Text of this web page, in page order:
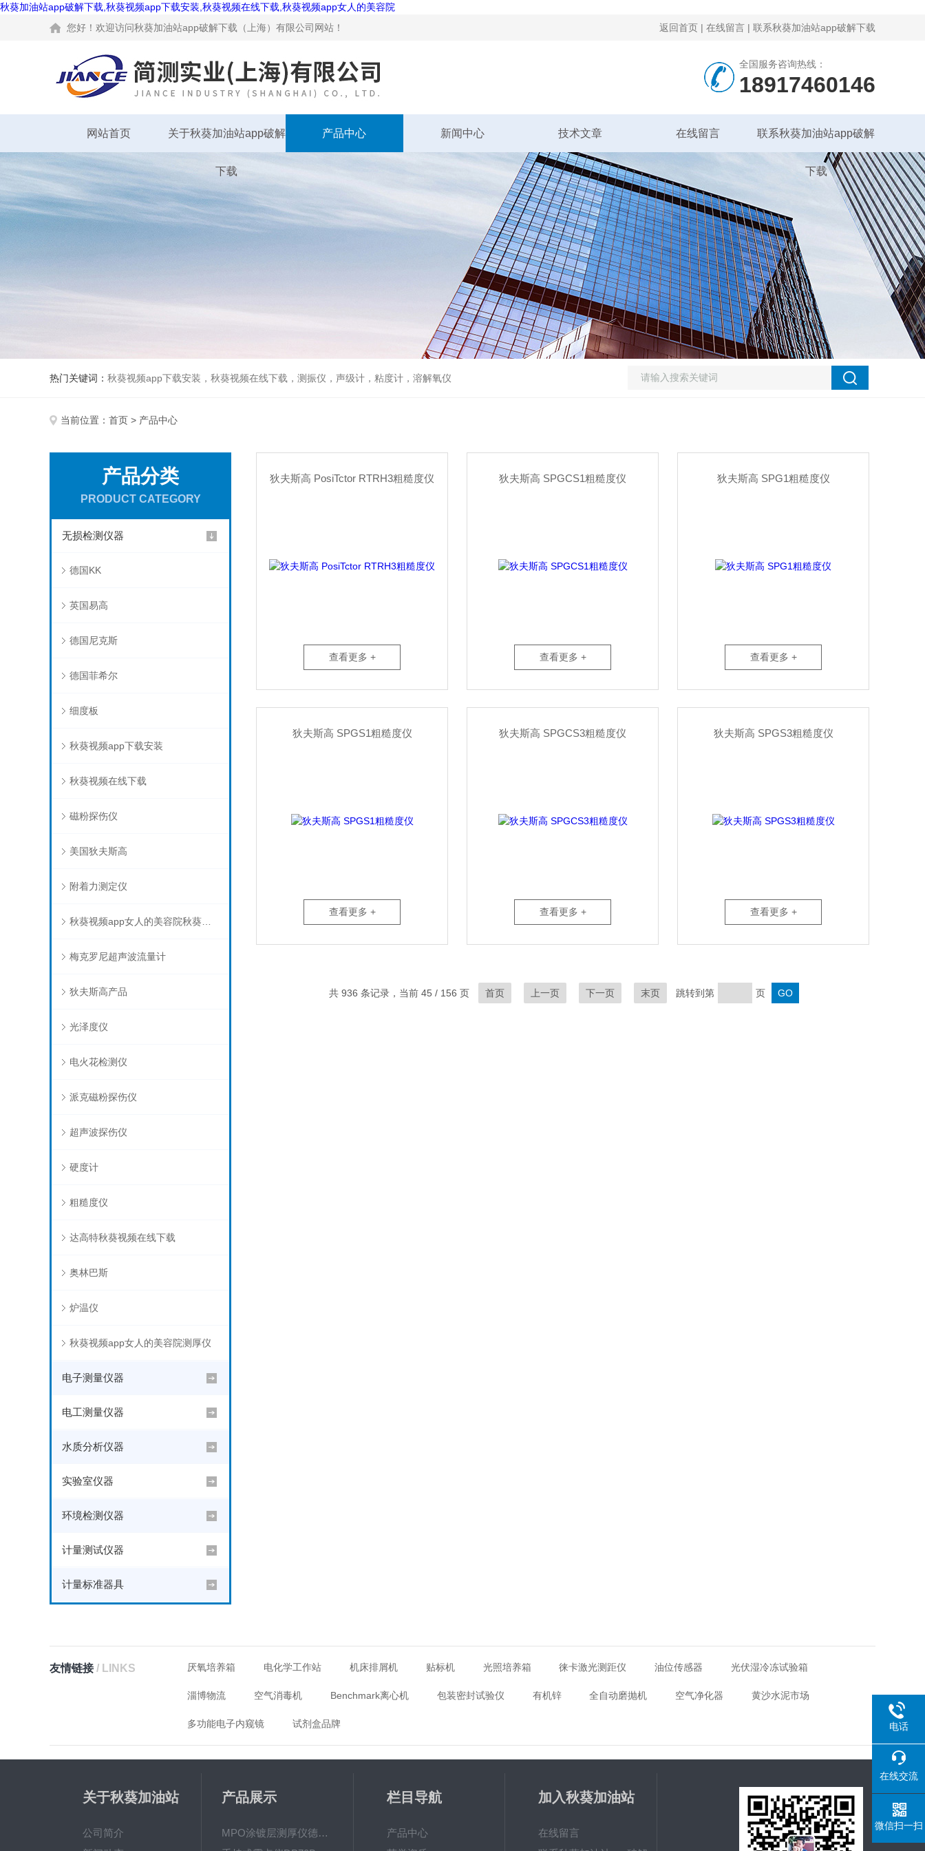
秋葵加油站app破解下载,秋葵视频app下载安装,秋葵视频在线下载,秋葵视频app女人的美容院
您好！欢迎访问秋葵加油站app破解下载（上海）有限公司网站！
返回首页 | 在线留言 | 联系秋葵加油站app破解下载
全国服务咨询热线：
18917460146
网站首页 关于秋葵加油站app破解
下载
产品中心 新闻中心 技术文章 在线留言 联系秋葵加油站app破解
下载
热门关键词： 秋葵视频app下载安装，秋葵视频在线下载，测振仪，声级计，粘度计，溶解氧仪
当前位置： 首页 > 产品中心
产品分类
PRODUCT CATEGORY
无损检测仪器
德国KK
英国易高
德国尼克斯
德国菲希尔
细度板
秋葵视频app下载安装
秋葵视频在线下载
磁粉探伤仪
美国狄夫斯高
附着力测定仪
秋葵视频app女人的美容院秋葵视频在线下载
梅克罗尼超声波流量计
狄夫斯高产品
光泽度仪
电火花检测仪
派克磁粉探伤仪
超声波探伤仪
硬度计
粗糙度仪
达高特秋葵视频在线下载
奥林巴斯
炉温仪
秋葵视频app女人的美容院测厚仪
电子测量仪器
电工测量仪器
水质分析仪器
实验室仪器
环境检测仪器
计量测试仪器
计量标准器具
狄夫斯高 PosiTctor RTRH3粗糙度仪
查看更多 +
狄夫斯高 SPGCS1粗糙度仪
查看更多 +
狄夫斯高 SPG1粗糙度仪
查看更多 +
狄夫斯高 SPGS1粗糙度仪
查看更多 +
狄夫斯高 SPGCS3粗糙度仪
查看更多 +
狄夫斯高 SPGS3粗糙度仪
查看更多 +
共 936 条记录，当前 45 / 156 页 首页 上一页 下一页 末页 跳转到第 页
友情链接/ LINKS 厌氧培养箱 电化学工作站 机床排屑机 贴标机 光照培养箱 徕卡激光测距仪 油位传感器 光伏湿冷冻试验箱
淄博物流 空气消毒机 Benchmark离心机 包装密封试验仪 有机锌 全自动磨抛机 空气净化器 黄沙水泥市场
多功能电子内窥镜 试剂盒品牌
关于秋葵加油站
公司简介
产品展示
MPO涂镀层测厚仪德国菲希尔FISCHER
栏目导航
产品中心
加入秋葵加油站
在线留言
电话
在线交流
微信扫一扫